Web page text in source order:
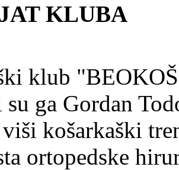
KLUBA
klub
su ga Gordan
košarkaški
ortopedske